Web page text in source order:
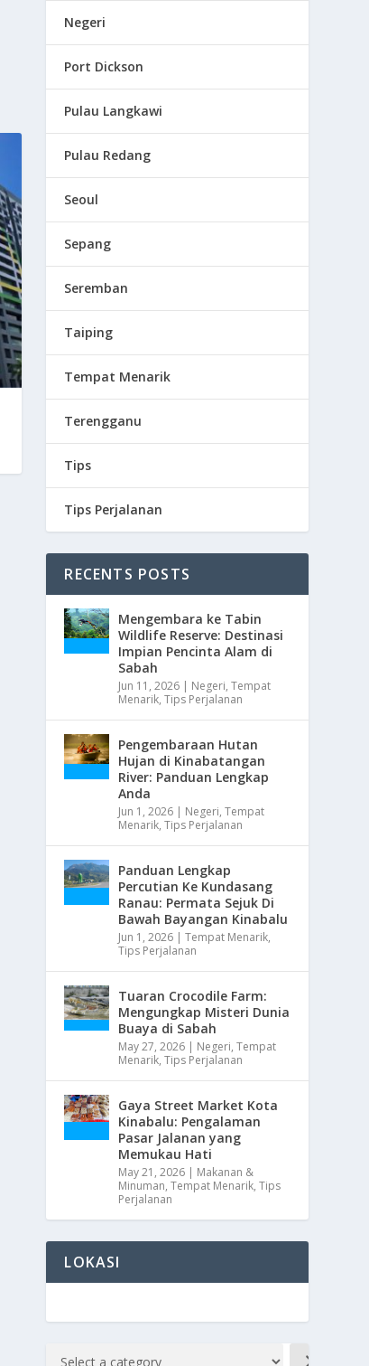
Negeri
Port Dickson
Pulau Langkawi
Pulau Redang
Seoul
Sepang
Seremban
Taiping
Tempat Menarik
Terengganu
Tips
Tips Perjalanan
RECENTS POSTS
Mengembara ke Tabin
Wildlife Reserve: Destinasi
Impian Pencinta Alam di
Sabah
Jun 11, 2026 | Negeri,Tempat
Menarik,Tips Perjalanan
Pengembaraan Hutan
Hujan di Kinabatangan
River: Panduan Lengkap
Anda
Jun 1, 2026 | Negeri,Tempat
Menarik,Tips Perjalanan
Panduan Lengkap
Percutian Ke Kundasang
Ranau: Permata Sejuk Di
Bawah Bayangan Kinabalu
Jun 1, 2026 |Tempat Menarik,
Tips Perjalanan
Tuaran Crocodile Farm:
Mengungkap Misteri Dunia
Buaya di Sabah
May 27, 2026 | Negeri,Tempat
Menarik,Tips Perjalanan
Gaya Street Market Kota
Kinabalu: Pengalaman
Pasar Jalanan yang
Memukau Hati
May 21, 2026 | Makanan &
Minuman,Tempat Menarik,Tips
Perjalanan
LOKASI